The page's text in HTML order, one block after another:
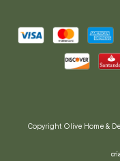
Copyright Olive Home &